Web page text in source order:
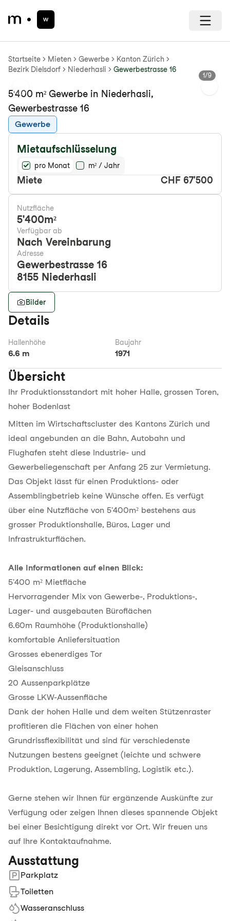
Startseite Mieten Gewerbe
Kanton Zürich
Bezirk Dielsdorf
Niederhasli Gewerbestrasse 16
Previous slide
1/9
5'400 m² Gewerbe in Niederhasli,
Gewerbestrasse 16
Gewerbe
Mietaufschlüsselung
pro Monat m² / Jahr
Miete CHF 67'500
Nutzfläche
5'400m²
Verfügbar ab
Nach Vereinbarung
Adresse
Gewerbestrasse 16
8155 Niederhasli
Bilder
Details
Hallenhöhe
6.6 m
Baujahr
1971
Übersicht
Ihr Produktionsstandort mit hoher Halle, grossen Toren,
hoher Bodenlast
Mitten im Wirtschaftscluster des Kantons Zürich und
ideal angebunden an die Bahn, Autobahn und
Flughafen steht diese Industrie- und
Gewerbeliegenschaft per Anfang 25 zur Vermietung.
Das Objekt lässt für einen Produktions- oder
Assemblingbetrieb keine Wünsche offen. Es verfügt
über eine Nutzfläche von 5'400m² bestehens aus
grosser Produktionshalle, Büros, Lager und
Infrastrukturflächen.
Alle Informationen auf einen Blick:
5'400 m² Mietfläche
Hervorragender Mix von Gewerbe-, Produktions-,
Lager- und ausgebauten Büroflächen
6.60m Raumhöhe (Produktionshalle)
komfortable Anliefersituation
Grosses ebenerdiges Tor
Gleisanschluss
20 Aussenparkplätze
Grosse LKW-Aussenfläche
Dank der hohen Halle und dem weiten Stützenraster
profitieren die Flächen von einer hohen
Grundrissflexibilität und sind für verschiedenste
Nutzungen bestens geeignet (leichte und schwere
Produktion, Lagerung, Assembling, Logistik etc.).
Gerne stehen wir Ihnen für ergänzende Auskünfte zur
Verfügung oder zeigen Ihnen dieses spannende Objekt
bei einer Besichtigung direkt vor Ort. Wir freuen uns
auf Ihre Kontaktaufnahme.
Ausstattung
Parkplatz
Toiletten
Wasseranschluss